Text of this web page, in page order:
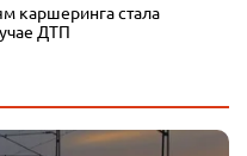
каршеринга стала
ДТП